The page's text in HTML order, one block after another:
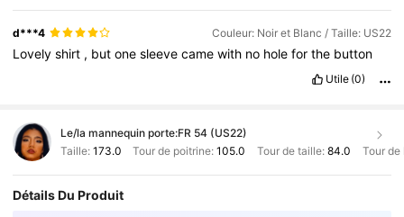
d***4 Couleur: Noir et Blanc / Taille: US22
Lovelyshirt , butonesleevecamewith no holeforthe button
Utile (0)
Le/la mannequin porte:FR 54 (US22)
Taille: 173.0 Tour de poitrine:105.0 Tour de taille: 84.0 Tour
Détails Du Produit